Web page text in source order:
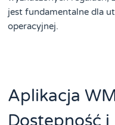
jest fundamentalne dla
operacyjnej.
Aplikacja